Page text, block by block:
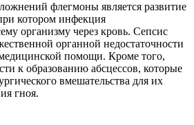
флегмоны является развитие
котором инфекция
организму через кровь. Сепсис
органной недостаточности
помощи. Кроме того,
к образованию абсцессов, которые
вмешательства для их
гноя.